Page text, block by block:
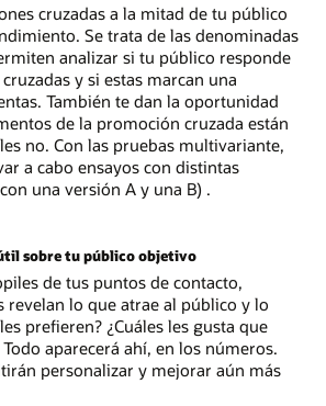
cruzadas a la mitad de tu público
Se trata de las denominadas
analizar si tu público responde
y si estas marcan una
También te dan la oportunidad
de la promoción cruzada están
no. Con las pruebas multivariante,
a cabo ensayos con distintas
una versión A y una B) .
sobre tu público objetivo
de tus puntos de contacto,
revelan lo que atrae al público y lo
prefieren? ¿Cuáles les gusta que
aparecerá ahí, en los números.
personalizar y mejorar aún más